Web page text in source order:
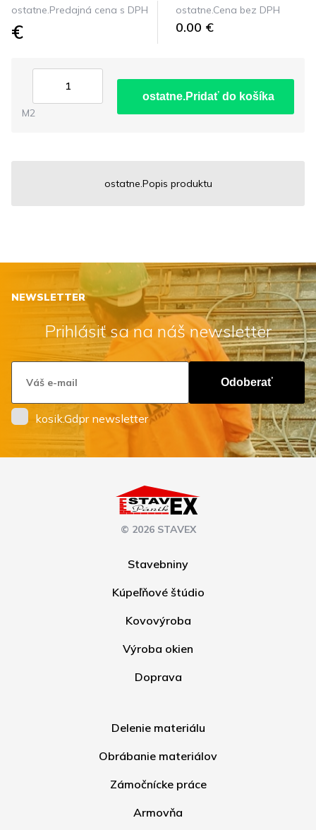
ostatne.Predajná cena s DPH
€
ostatne.Cena bez DPH
0.00 €
M2
ostatne.Pridať do košíka
ostatne.Popis produktu
NEWSLETTER
Prihlásiť sa na náš newsletter
Odoberať
kosik.Gdpr newsletter
© 2026 STAVEX
Stavebniny
Kúpeľňové štúdio
Kovovýroba
Výroba okien
Doprava
Delenie materiálu
Obrábanie materiálov
Zámočnícke práce
Armovňa